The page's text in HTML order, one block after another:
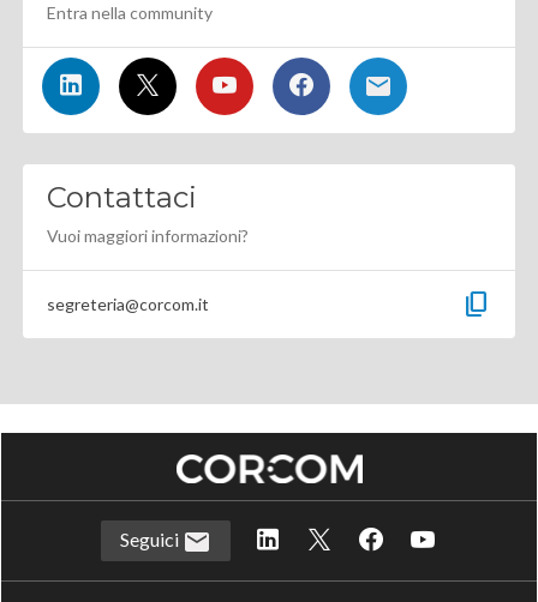
Entra nella community
Contattaci
Vuoi maggiori informazioni?
segreteria@corcom.it content_copy
Seguici